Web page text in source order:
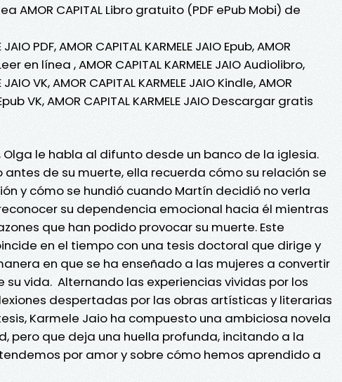
AMOR CAPITAL Libro gratuito (PDF ePub Mobi) de
JAIO PDF, AMOR CAPITAL KARMELE JAIO Epub, AMOR
en línea , AMOR CAPITAL KARMELE JAIO Audiolibro,
JAIO VK, AMOR CAPITAL KARMELE JAIO Kindle, AMOR
VK, AMOR CAPITAL KARMELE JAIO Descargar gratis
Olga le habla al difunto desde un banco de la iglesia.
de su muerte, ella recuerda cómo su relación se
y cómo se hundió cuando Martín decidió no verla
su dependencia emocional hacia él mientras
que han podido provocar su muerte. Este
en el tiempo con una tesis doctoral que dirige y
en que se ha enseñado a las mujeres a convertir
su vida. Alternando las experiencias vividas por los
despertadas por las obras artísticas y literarias
Karmele Jaio ha compuesto una ambiciosa novela
pero que deja una huella profunda, incitando a la
por amor y sobre cómo hemos aprendido a